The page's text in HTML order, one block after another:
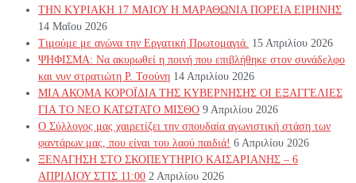
ΤΗΝ ΚΥΡΙΑΚΗ 17 ΜΑΙΟΥ Η ΜΑΡΑΘΩΝΙΑ ΠΟΡΕΙΑ ΕΙΡΗΝΗΣ
14 Μαΐου 2026
Τιμούμε με αγώνα την Εργατική Πρωτομαγιά. 15 Απριλίου 2026
ΨΗΦΙΣΜΑ: Να ακυρωθεί η ποινή που επιβλήθηκε στον συνάδελφο
και νυν στρατιώτη Ρ. Τσούνη 14 Απριλίου 2026
ΜΙΑ ΑΚΟΜΑ ΚΟΡΟΪΔΙΑ ΤΗΣ ΚΥΒΕΡΝΗΣΗΣ ΟΙ ΕΞΑΓΓΕΛΙΕΣ
ΓΙΑ ΤΟ ΝΕΟ ΚΑΤΩΤΑΤΟ ΜΙΣΘΟ 9 Απριλίου 2026
Ο Σύλλογος μας χαιρετίζει την σπουδαία αγωνιστική στάση των
φαντάρων μας, που είναι του λαού παιδιά! 6 Απριλίου 2026
ΞΕΝΑΓΗΣΗ ΣΤΟ ΣΚΟΠΕΥΤΗΡΙΟ ΚΑΙΣΑΡΙΑΝΗΣ – 6
ΑΠΡΙΛΙΟΥ ΣΤΙΣ 11:00 2 Απριλίου 2026